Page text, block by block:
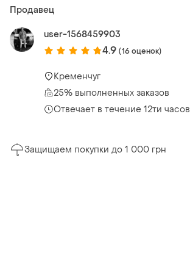
Продавец
user-1568459903
4.9 (16 оценок)
Кременчуг
25% выполненных заказов
Отвечает в течение 12ти часов
Защищаем покупки до 1 000 грн